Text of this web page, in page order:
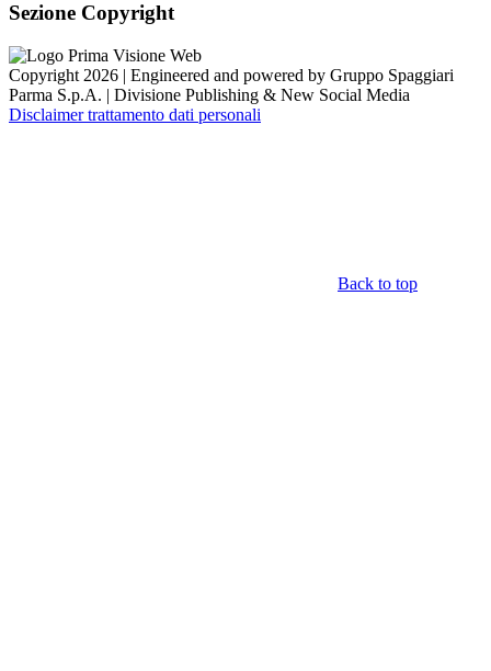
Sezione Copyright
Copyright 2026 | Engineered and powered by Gruppo Spaggiari
Parma S.p.A. | Divisione Publishing & New Social Media
Disclaimer trattamento dati personali
Back to top